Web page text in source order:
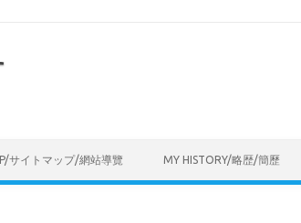
サイトマップ/網站導覽 MY HISTORY/略歴/簡歷